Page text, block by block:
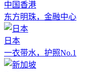
中国香港
东方明珠，金融中心
日本
一衣带水，护照No.1